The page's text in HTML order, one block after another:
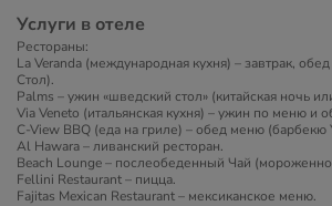
Услуги в отеле
Рестораны:
La Veranda (международная кухня) – завтрак,
Стол).
Palms – ужин «шведский стол» (китайская ночь
Via Veneto (итальянская кухня) – ужин по меню и
C-View BBQ (еда на гриле) – обед меню
Al Hawara – ливанский ресторан.
Beach Lounge – послеобеденный Чай
Fellini Restaurant – пицца.
Fajitas Mexican Restaurant – мексиканское меню.